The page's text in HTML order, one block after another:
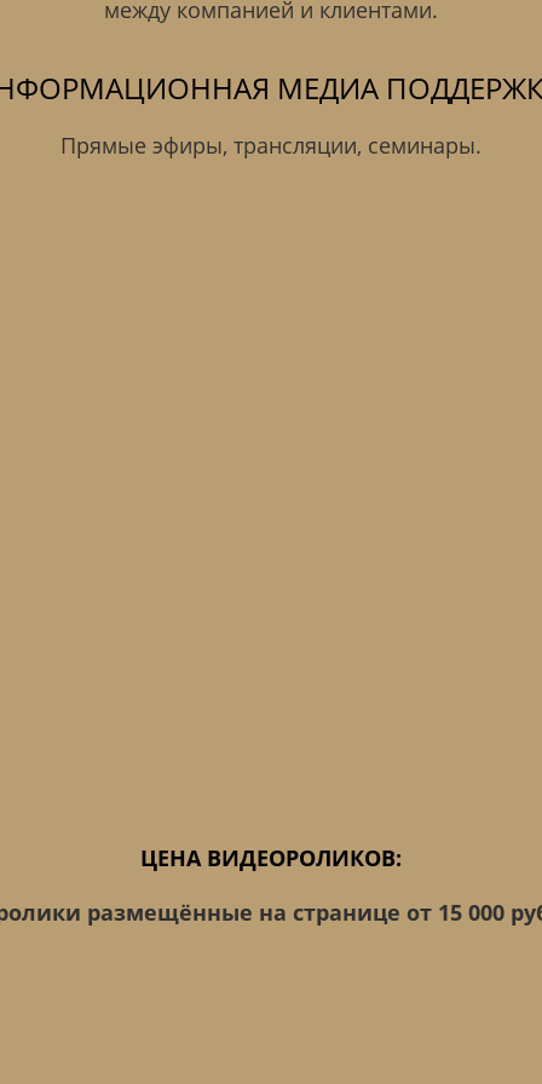
между компанией и клиентами.
МЕДИА
Прямые эфиры, трансляции, семинары.
ЦЕНА ВИДЕОРОЛИКОВ:
размещённые на странице от 15 000